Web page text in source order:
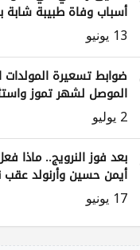
أسباب وفاة طبيبة شابة
ناظورية
13 يونيو
ضوابط تسعيرة
الموصل لشهر تموز
الوقود
2 يوليو
بعد فوز النرويج.. ماذا
أيمن حسين وأرنولد عقب
المباراة؟
17 يونيو